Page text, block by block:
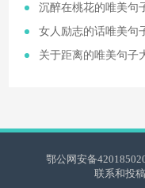
沉醉在桃花的唯美句
女人励志的话唯美句
关于距离的唯美句子
鄂公网安备
联系和投